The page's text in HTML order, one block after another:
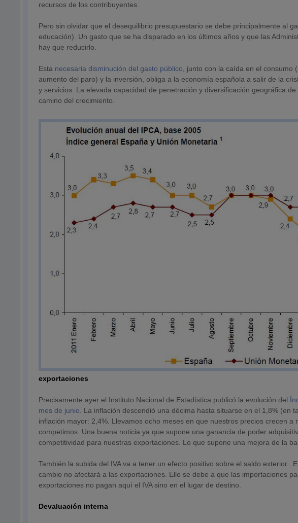
recursos de los contribuyentes.
Pero sin olvidar que el desequilibrio presupuestario se debe principalmente al
educación). Un gasto que se ha disparado en los últimos años y que las
hay que reducirlo.
Esta necesaria disminución del gasto público , junto con la caída en el
aumento del paro) y la inversión, obliga a la economía española a salir de la
y servicios. La elevada capacidad de penetración y diversificación geográfica
camino del crecimiento.
exportaciones
Precisamente ayer el Instituto Nacional de Estadística publicó la evolución del
mes de junio . La inflación descendió una décima hasta situarse en el 1,8%
inflación mayor: 2,4%. Llevamos ocho meses en que nuestros precios crecen
competimos. Una buena noticia ya que supone una ganancia de poder
competitividad para nuestras exportaciones. Lo que supone una mejora de la
También la subida del IVA va a tener un efecto positivo sobre el saldo exterior.
cambio no afectará a las exportaciones. Ello se debe a que las importaciones
exportaciones no pagan aquí el IVA sino en el lugar de destino.
Devaluación interna